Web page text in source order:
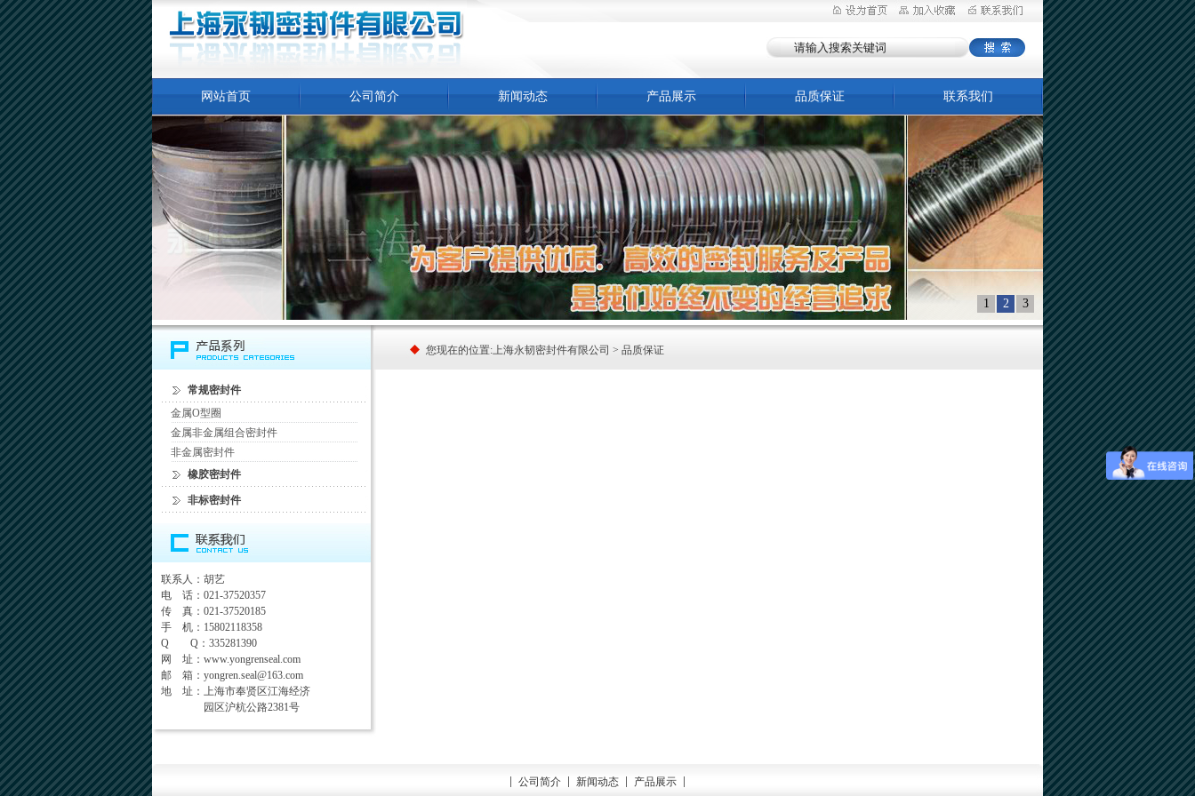
网站首页 公司简介 新闻动态 产品展示 品质保证 联系我们
1 2 3
常规密封件
金属O型圈
金属非金属组合密封件
非金属密封件
橡胶密封件
非标密封件
联系人：胡艺
电 话：021-37520357
传 真：021-37520185
手 机：15802118358
Q Q：335281390
网 址： www.yongrenseal.com
邮 箱： yongren.seal@163.com
地 址：上海市奉贤区江海经济
园区沪杭公路2381号
您现在的位置:上海永韧密封件有限公司 > 品质保证
公司简介 新闻动态 产品展示